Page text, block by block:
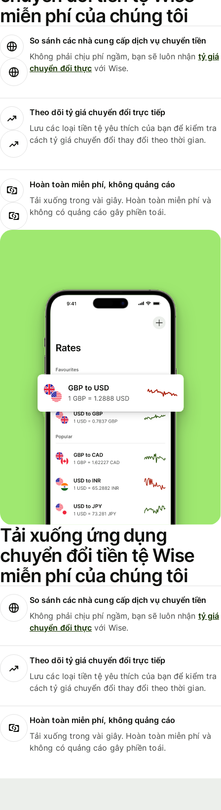
miễn phí của chúng tôi
So sánh các nhà cung cấp dịch vụ chuyển tiền
Không phải chịu phí ngầm, bạn sẽ luôn nhận tỷ giá
chuyển đổi thực với Wise.
Theo dõi tỷ giá chuyển đổi trực tiếp
Lưu các loại tiền tệ yêu thích của bạn để kiểm tra
cách tỷ giá chuyển đổi thay đổi theo thời gian.
Hoàn toàn miễn phí, không quảng cáo
Tải xuống trong vài giây. Hoàn toàn miễn phí và
không có quảng cáo gây phiền toái.
Tải xuống ứng dụng
chuyển đổi tiền tệ Wise
miễn phí của chúng tôi
So sánh các nhà cung cấp dịch vụ chuyển tiền
Không phải chịu phí ngầm, bạn sẽ luôn nhận tỷ giá
chuyển đổi thực với Wise.
Theo dõi tỷ giá chuyển đổi trực tiếp
Lưu các loại tiền tệ yêu thích của bạn để kiểm tra
cách tỷ giá chuyển đổi thay đổi theo thời gian.
Hoàn toàn miễn phí, không quảng cáo
Tải xuống trong vài giây. Hoàn toàn miễn phí và
không có quảng cáo gây phiền toái.